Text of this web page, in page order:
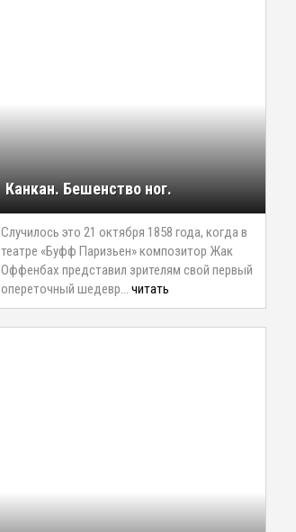
Канкан. Бешенство ног.
Случилось это 21 октября 1858 года, когда в
театре «Буфф Паризьен» композитор Жак
Оффенбах представил зрителям свой первый
опереточный шедевр… читать